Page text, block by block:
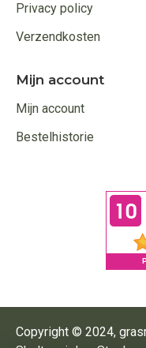
Privacy policy
Verzendkosten
Mijn account
Mijn account
Bestelhistorie
Copyright © 2024,